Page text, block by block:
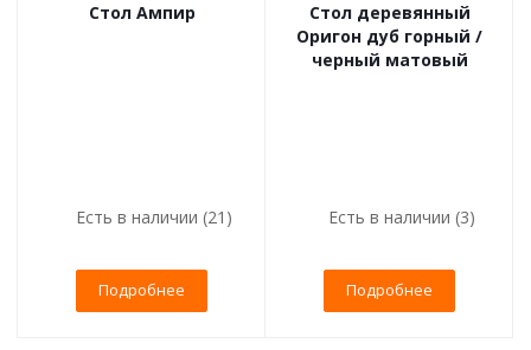
Стол Ампир
Есть в наличии (21)
Подробнее
Стол деревянный
Оригон дуб горный /
черный матовый
Есть в наличии (3)
Подробнее